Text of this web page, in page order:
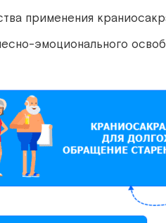
применения
эмоционального